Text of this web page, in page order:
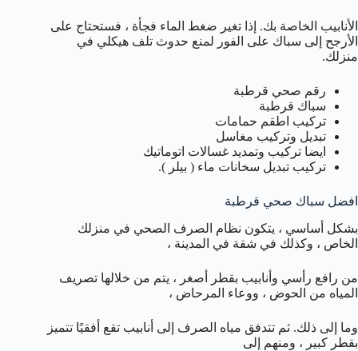
الأنابيب الخاصة بك. إذا تغير ضغط الماء فجأة ، فستحتاج على
الأرجح إلى سباك على الفور لمنع حدوث تلف هيكلي في
منزلك.
رقم صحي قرطبة
سباك قرطبة
تركيب اطقم حمامات
تبديل وتركيب مغاسل
ايضا تركيب وتمديد غسالات اتوماتيك
تركيب تبديل سخانات ماء ( بيلر ).
افضل سباك صحي قرطبة
بشكل أساسي ، يتكون نظام الصرف الصحي في منزلك
الخاص ، وكذلك في شقة في المدينة ،
من رافع رأسي وأنابيب بقطر أصغر ، يتم من خلالها تصريف
المياه من الحوض ، ووعاء المرحاض ،
وما إلى ذلك. ثم تتدفق مياه الصرف إلى أنابيب تقع أفقيًا تتميز
بقطر كبير ، ومنهم إلى